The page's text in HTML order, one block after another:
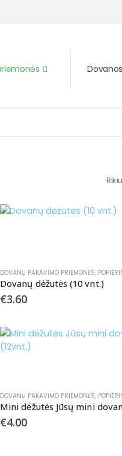
DOVANŲ PAKAVIMO PRIEMONĖS,
Dovanų dėžutės (10 vnt.)
€3.60
DOVANŲ PAKAVIMO PRIEMONĖS,
Mini dėžutės Jūsų mini
€4.00